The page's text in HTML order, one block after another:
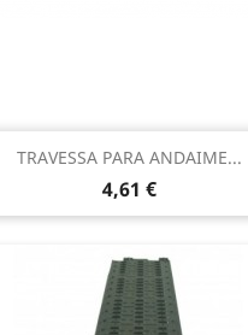
TRAVESSA PARA ANDAIME...
Preço
4,61 €
Vista rápida